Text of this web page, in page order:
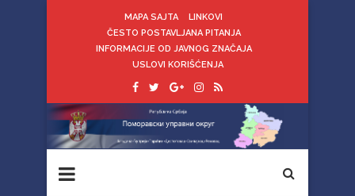
MAPA SAJTA
LINKOVI
ČESTO POSTAVLJANA PITANJA
INFORMACIJE OD JAVNOG ZNAČAJA
USLOVI KORIŠĆENJA